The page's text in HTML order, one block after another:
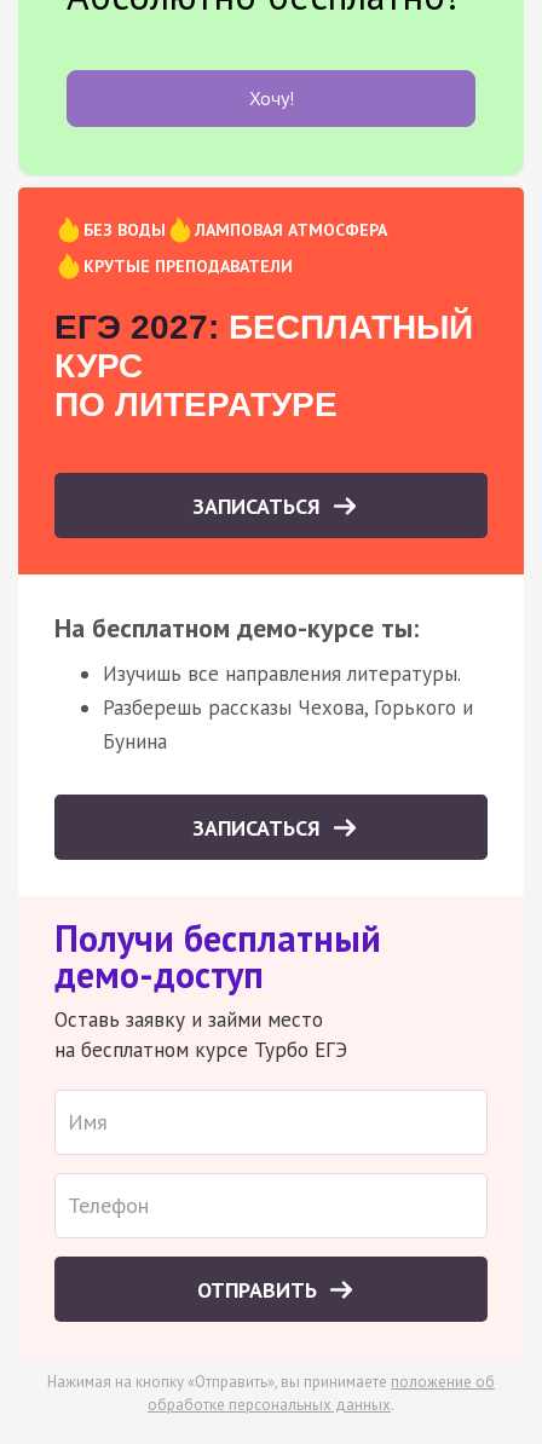
Хочу!
БЕЗ ВОДЫ
ЛАМПОВАЯ АТМОСФЕРА
КРУТЫЕ ПРЕПОДАВАТЕЛИ
ЕГЭ 2027: БЕСПЛАТНЫЙ
КУРС
ПО ЛИТЕРАТУРЕ
ЗАПИСАТЬСЯ
На бесплатном демо-курсе ты:
Изучишь все направления литературы.
Разберешь рассказы Чехова, Горького и
Бунина
ЗАПИСАТЬСЯ
Получи бесплатный
демо-доступ
Оставь заявку и займи место
на бесплатном курсе Турбо ЕГЭ
ОТПРАВИТЬ
Нажимая на кнопку «Отправить», вы принимаете положение об
обработке персональных данных.